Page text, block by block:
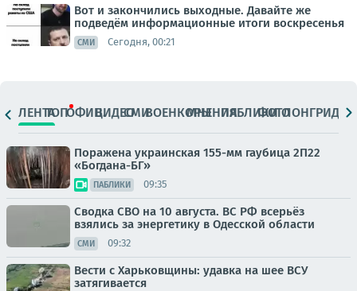
Вот и закончились выходные. Давайте же
подведём информационные итоги воскресенья
СМИ Сегодня, 00:21
ЛЕНТАТОПОФИЦ.ВИДЕОСМИВОЕНКОРЫМНЕНИЯПАБЛИКИ
ФОТОЛОНГРИДЫ
Поражена украинская 155-мм гаубица 2П22
«Богдана-БГ»
ПАБЛИКИ 09:35
Сводка СВО на 10 августа. ВС РФ всерьёз
взялись за энергетику в Одесской области
СМИ 09:32
Вести с Харьковщины: удавка на шее ВСУ
затягивается